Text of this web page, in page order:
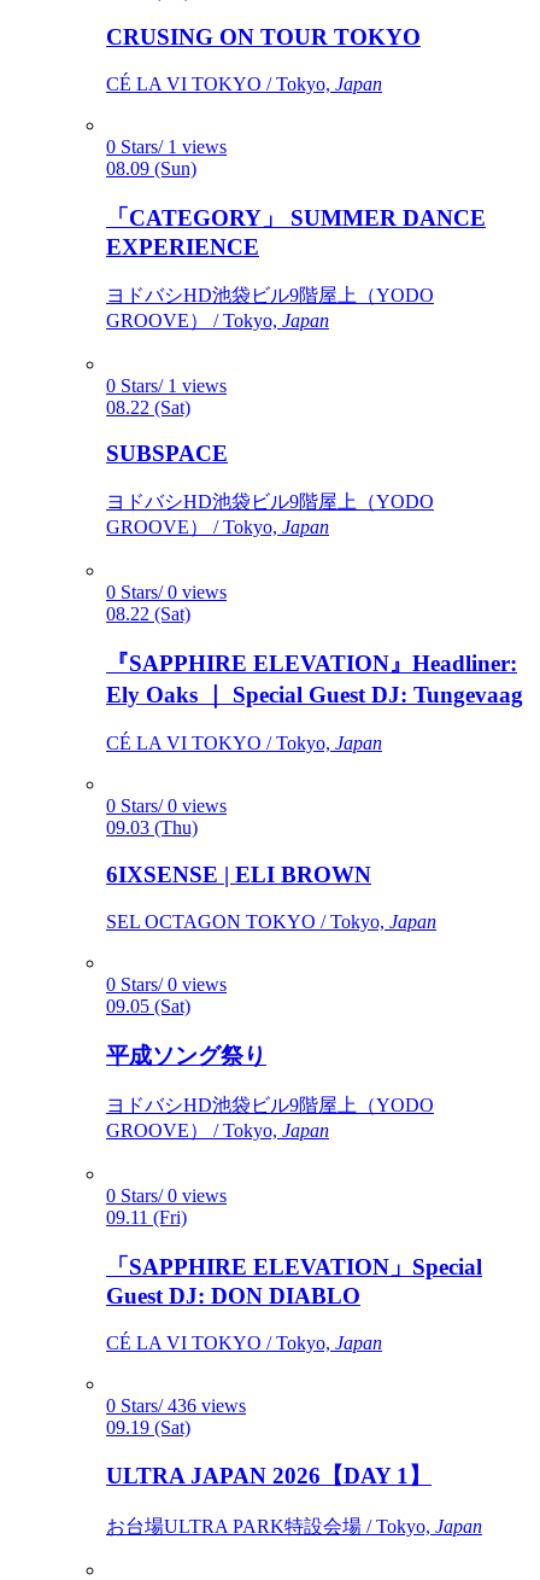
CRUSING ON TOUR TOKYO
CÉ LA VI TOKYO / Tokyo, Japan
0 Stars/ 1 views
08.09 (Sun)
「CATEGORY」 SUMMER DANCE
EXPERIENCE
ヨドバシHD池袋ビル9階屋上（YODO
GROOVE） / Tokyo, Japan
0 Stars/ 1 views
08.22 (Sat)
SUBSPACE
ヨドバシHD池袋ビル9階屋上（YODO
GROOVE） / Tokyo, Japan
0 Stars/ 0 views
08.22 (Sat)
『SAPPHIRE ELEVATION』Headliner:
Ely Oaks ｜ Special Guest DJ: Tungevaag
CÉ LA VI TOKYO / Tokyo, Japan
0 Stars/ 0 views
09.03 (Thu)
6IXSENSE | ELI BROWN
SEL OCTAGON TOKYO / Tokyo, Japan
0 Stars/ 0 views
09.05 (Sat)
平成ソング祭り
ヨドバシHD池袋ビル9階屋上（YODO
GROOVE） / Tokyo, Japan
0 Stars/ 0 views
09.11 (Fri)
「SAPPHIRE ELEVATION」Special
Guest DJ: DON DIABLO
CÉ LA VI TOKYO / Tokyo, Japan
0 Stars/ 436 views
09.19 (Sat)
ULTRA JAPAN 2026【DAY 1】
お台場ULTRA PARK特設会場 / Tokyo, Japan